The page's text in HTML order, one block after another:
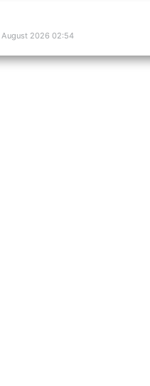
August 2026 02:54